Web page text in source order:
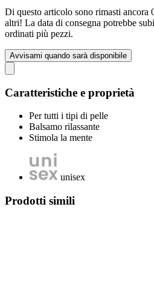
Di questo articolo sono rimasti ancora
altri! La data di consegna potrebbe
ordinati più pezzi.
Avvisami quando sarà disponibile
Caratteristiche e proprietà
Per tutti i tipi di pelle
Balsamo rilassante
Stimola la mente
unisex
Prodotti simili